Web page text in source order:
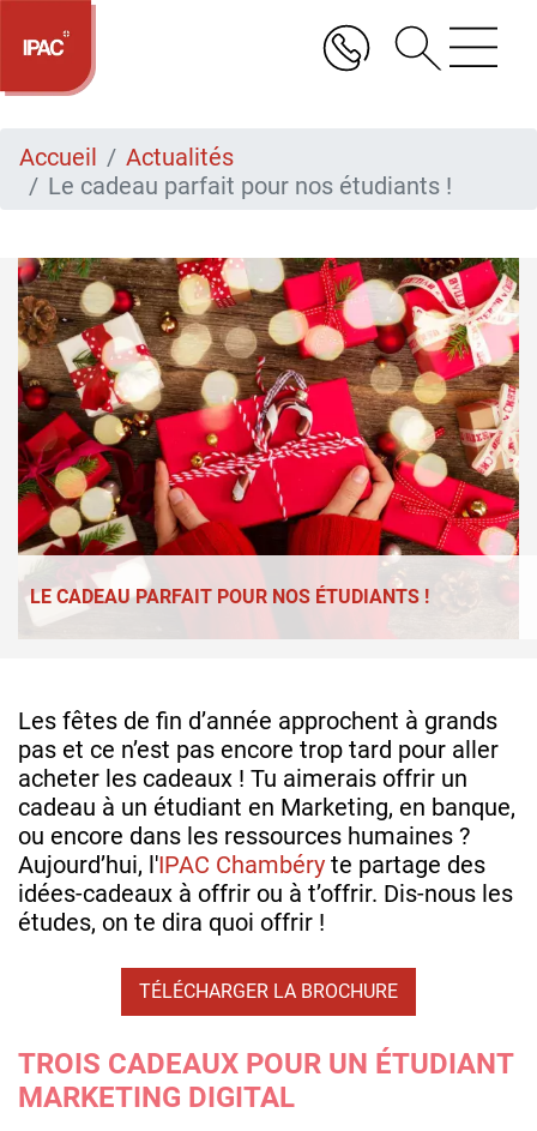
Aller
contenu
Accueil
Actualités
Le cadeau parfait pour nos étudiants !
LE CADEAU PARFAIT POUR NOS ÉTUDIANTS !
Les fêtes de fin d’année approchent à grands
pas et ce n’est pas encore trop tard pour aller
acheter les cadeaux ! Tu aimerais offrir un
cadeau à un étudiant en Marketing, en banque,
ou encore dans les ressources humaines ?
Aujourd’hui, l'IPAC Chambéry te partage des
idées-cadeaux à offrir ou à t’offrir. Dis-nous les
études, on te dira quoi offrir !
TÉLÉCHARGER LA BROCHURE
TROIS CADEAUX POUR UN ÉTUDIANT
MARKETING DIGITAL